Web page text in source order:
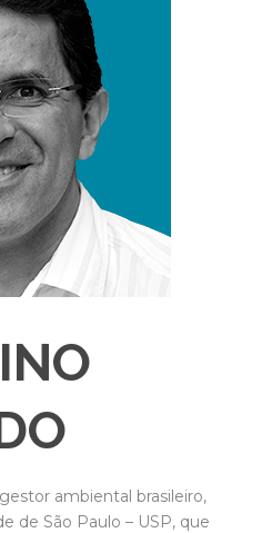
ambiental brasileiro,
de São Paulo – USP, que